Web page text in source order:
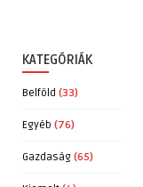
KATEGÓRIÁK
Belföld (33)
Egyéb (76)
Gazdaság (65)